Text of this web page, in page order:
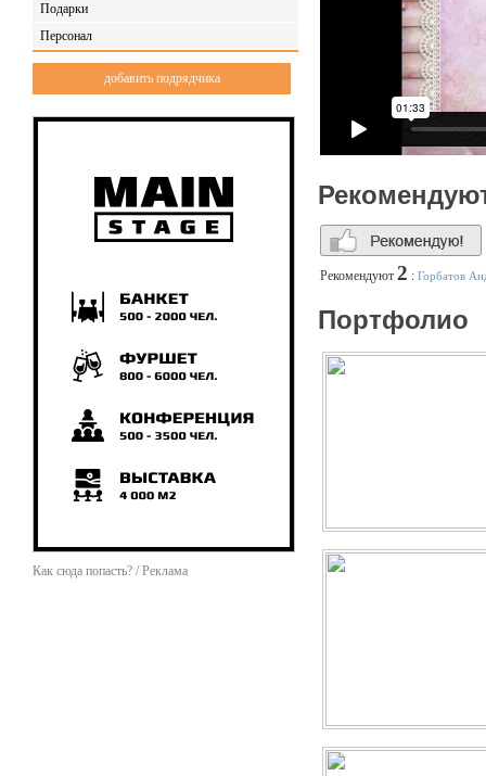
Подарки
Персонал
добавить подрядчика
Как сюда попасть? / Реклама
Рекомендуют 2 : Горбатов
Портфолио